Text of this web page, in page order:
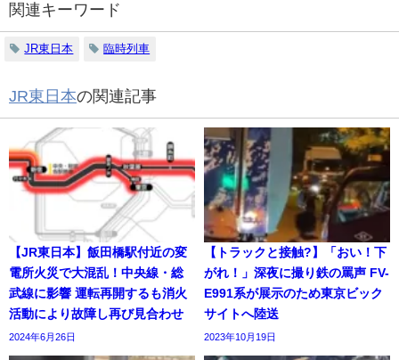
関連キーワード
JR東日本 臨時列車
JR東日本の関連記事
【JR東日本】飯田橋駅付近の変
電所火災で大混乱！中央線・総
武線に影響 運転再開するも消火
活動により故障し再び見合わせ
2024年6月26日
【トラックと接触?】「おい！下
がれ！」深夜に撮り鉄の罵声 FV-
E991系が展示のため東京ビック
サイトへ陸送
2023年10月19日